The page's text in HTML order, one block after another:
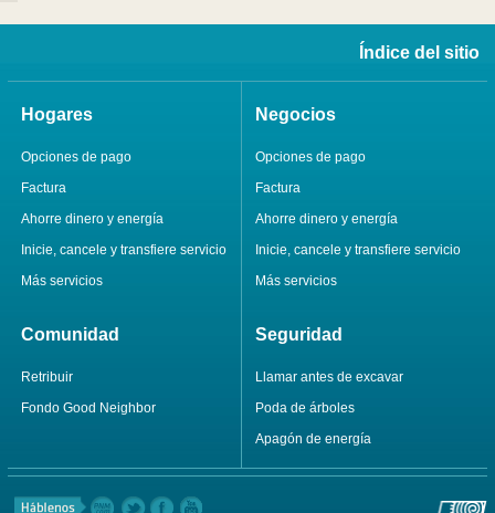
Índice del sitio
Hogares
Opciones de pago
Factura
Ahorre dinero y energía
Inicie, cancele y transfiere servicio
Más servicios
Negocios
Opciones de pago
Factura
Ahorre dinero y energía
Inicie, cancele y transfiere servicio
Más servicios
Comunidad
Retribuir
Fondo Good Neighbor
Seguridad
Llamar antes de excavar
Poda de árboles
Apagón de energía